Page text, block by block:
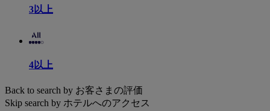
3以上
4以上
Back to search by お客さまの評価
Skip search by ホテルへのアクセス